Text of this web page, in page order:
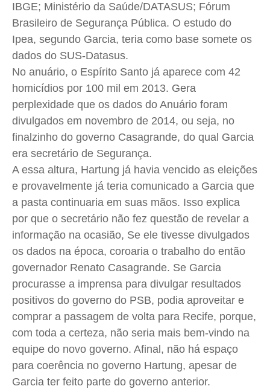
IBGE; Ministério da Saúde/DATASUS; Fórum
Brasileiro de Segurança Pública. O estudo do
Ipea, segundo Garcia, teria como base somete os
dados do SUS-Datasus.
No anuário, o Espírito Santo já aparece com 42
homicídios por 100 mil em 2013. Gera
perplexidade que os dados do Anuário foram
divulgados em novembro de 2014, ou seja, no
finalzinho do governo Casagrande, do qual Garcia
era secretário de Segurança.
A essa altura, Hartung já havia vencido as eleições
e provavelmente já teria comunicado a Garcia que
a pasta continuaria em suas mãos. Isso explica
por que o secretário não fez questão de revelar a
informação na ocasião, Se ele tivesse divulgados
os dados na época, coroaria o trabalho do então
governador Renato Casagrande. Se Garcia
procurasse a imprensa para divulgar resultados
positivos do governo do PSB, podia aproveitar e
comprar a passagem de volta para Recife, porque,
com toda a certeza, não seria mais bem-vindo na
equipe do novo governo. Afinal, não há espaço
para coerência no governo Hartung, apesar de
Garcia ter feito parte do governo anterior.